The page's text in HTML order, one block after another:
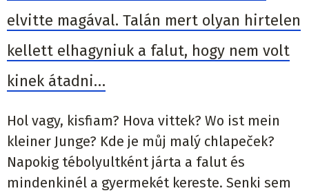
elvitte magával. Talán mert olyan hirtelen
kellett elhagyniuk a falut, hogy nem volt
kinek átadni…
Hol vagy, kisfiam? Hova vittek? Wo ist mein
kleiner Junge? Kde je můj malý chlapeček?
Napokig tébolyultként járta a falut és
mindenkinél a gyermekét kereste. Senki sem